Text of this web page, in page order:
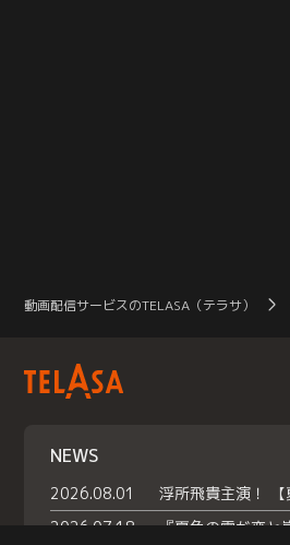
動画配信サービスのTELASA（テラサ）
NEWS
2026.08.01
2026.07.18